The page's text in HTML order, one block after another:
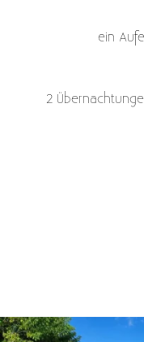
ein
2